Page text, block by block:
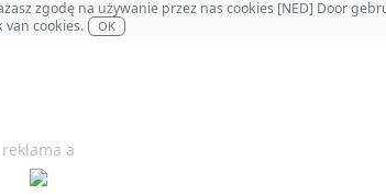
zgodę na używanie przez nas cookies [NED] Door
cookies.
OK
reklama a